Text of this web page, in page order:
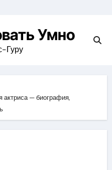
Умно
Гуру
актриса — биография,